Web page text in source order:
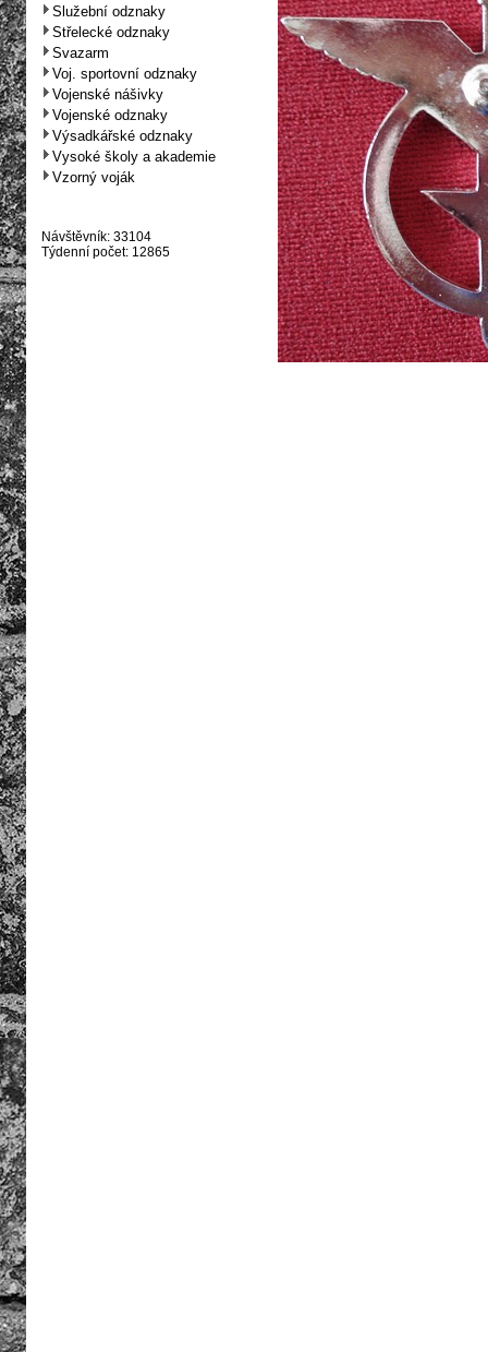
Služební odznaky
Střelecké odznaky
Svazarm
Voj. sportovní odznaky
Vojenské nášivky
Vojenské odznaky
Výsadkářské odznaky
Vysoké školy a akademie
Vzorný voják
Návštěvník: 33104
Týdenní počet: 12865